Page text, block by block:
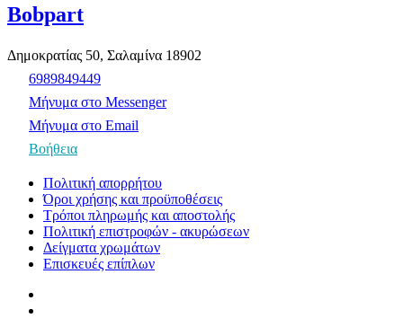
Bobpart
Δημοκρατίας 50, Σαλαμίνα 18902
6989849449
Μήνυμα στο Messenger
Μήνυμα στο Email
Βοήθεια
Πολιτική απορρήτου
Όροι χρήσης και προϋποθέσεις
Τρόποι πληρωμής και αποστολής
Πολιτική επιστροφών - ακυρώσεων
Δείγματα χρωμάτων
Επισκευές επίπλων